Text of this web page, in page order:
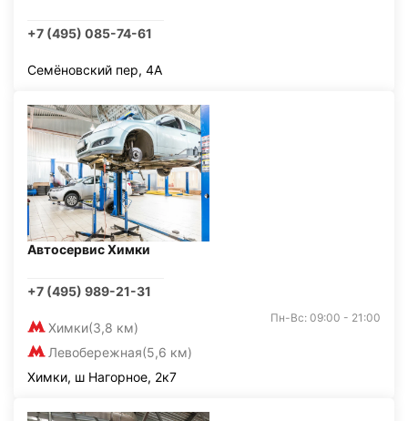
+7 (495) 085-74-61
Семёновский пер, 4А
Автосервис Химки
+7 (495) 989-21-31
Химки(3,8 км)
Левобережная(5,6 км)
Пн-Вс: 09:00 - 21:00
Химки, ш Нагорное, 2к7